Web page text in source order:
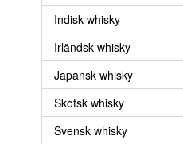
Indisk whisky
Irländsk whisky
Japansk whisky
Skotsk whisky
Svensk whisky